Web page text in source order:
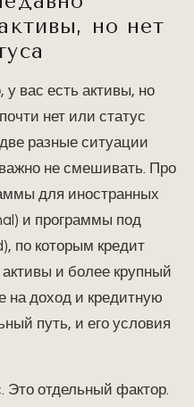
но нет
вас есть активы, но
нет или статус
разные ситуации
не смешивать. Про
для иностранных
и программы под
по которым кредит
и более крупный
на доход и кредитную
путь, и его условия
Это отдельный фактор.